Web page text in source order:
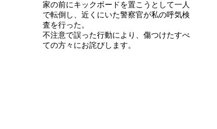
家の前にキックボードを置こうとして一人
で転倒し、近くにいた警察官が私の呼気検
査を行った。
不注意で誤った行動により、傷つけたすべ
ての方々にお詫びします。